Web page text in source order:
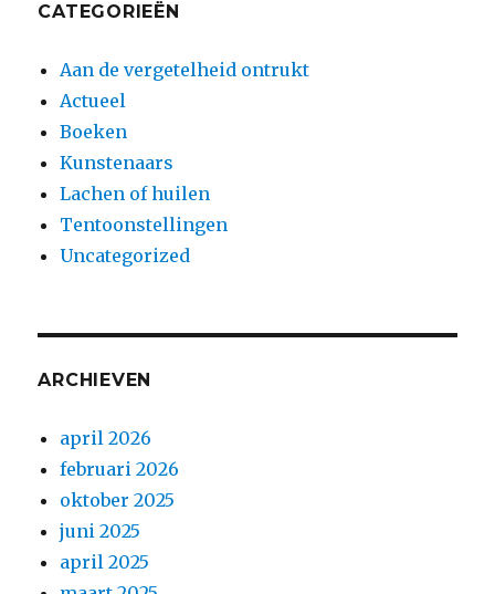
CATEGORIEËN
Aan de vergetelheid ontrukt
Actueel
Boeken
Kunstenaars
Lachen of huilen
Tentoonstellingen
Uncategorized
ARCHIEVEN
april 2026
februari 2026
oktober 2025
juni 2025
april 2025